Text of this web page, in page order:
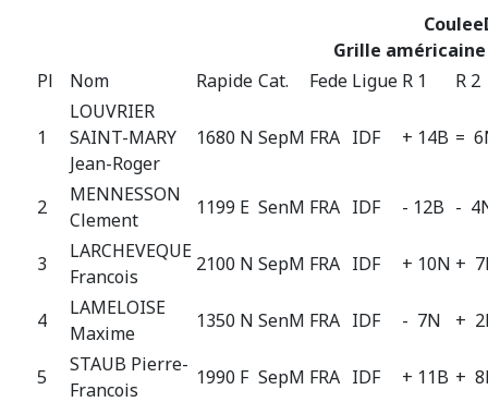
Grille
Pl
Nom Rapide Cat. Fede Ligue R 1 R 2
1
LOUVRIER
SAINT-MARY
Jean-Roger
1680 N SepM FRA IDF + 14B =
2
MENNESSON
Clement
1199 E SenM FRA IDF - 12B -
3
LARCHEVEQUE
Francois
2100 N SepM FRA IDF + 10N +
4
LAMELOISE
Maxime
1350 N SenM FRA IDF - 7N +
5
STAUB Pierre-
Francois
1990 F SepM FRA IDF + 11B +